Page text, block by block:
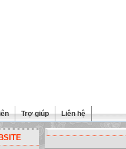
Trợ giúp Liên hệ